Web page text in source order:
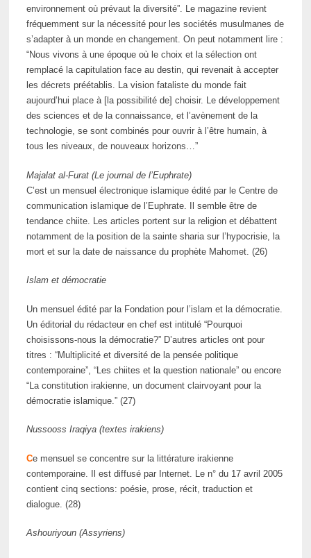
environnement où prévaut la diversité”. Le magazine revient
fréquemment sur la nécessité pour les sociétés musulmanes de
s’adapter à un monde en changement. On peut notamment lire :
“Nous vivons à une époque où le choix et la sélection ont
remplacé la capitulation face au destin, qui revenait à accepter
les décrets préétablis. La vision fataliste du monde fait
aujourd’hui place à [la possibilité de] choisir. Le développement
des sciences et de la connaissance, et l’avènement de la
technologie, se sont combinés pour ouvrir à l’être humain, à
tous les niveaux, de nouveaux horizons…”
Majalat al-Furat (Le journal de l’Euphrate)
C’est un mensuel électronique islamique édité par le Centre de
communication islamique de l’Euphrate. Il semble être de
tendance chiite. Les articles portent sur la religion et débattent
notamment de la position de la sainte sharia sur l’hypocrisie, la
mort et sur la date de naissance du prophète Mahomet. (26)
Islam et démocratie
Un mensuel édité par la Fondation pour l’islam et la démocratie.
Un éditorial du rédacteur en chef est intitulé “Pourquoi
choisissons-nous la démocratie?” D’autres articles ont pour
titres : “Multiplicité et diversité de la pensée politique
contemporaine”, “Les chiites et la question nationale” ou encore
“La constitution irakienne, un document clairvoyant pour la
démocratie islamique.” (27)
Nussooss Iraqiya (textes irakiens)
Ce mensuel se concentre sur la littérature irakienne
contemporaine. Il est diffusé par Internet. Le n° du 17 avril 2005
contient cinq sections: poésie, prose, récit, traduction et
dialogue. (28)
Ashouriyoun (Assyriens)